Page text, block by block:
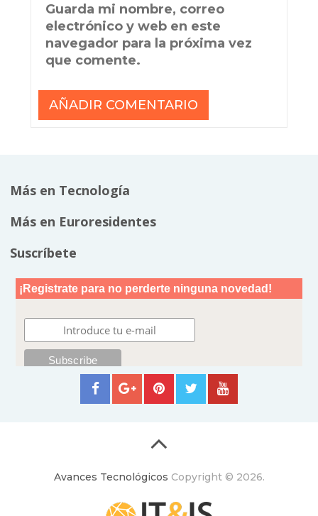
Guarda mi nombre, correo
electrónico y web en este
navegador para la próxima vez
que comente.
Más en Tecnología
Más en Euroresidentes
Suscríbete
Avances Tecnológicos Copyright © 2026.